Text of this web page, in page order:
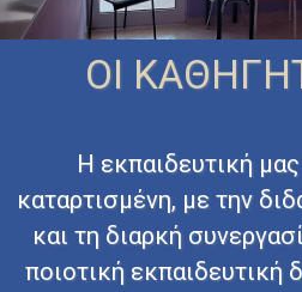
ΟΙ
Η εκπαιδευτική
καταρτισμένη, με την
και τη διαρκή
ποιοτική εκπαιδευτική